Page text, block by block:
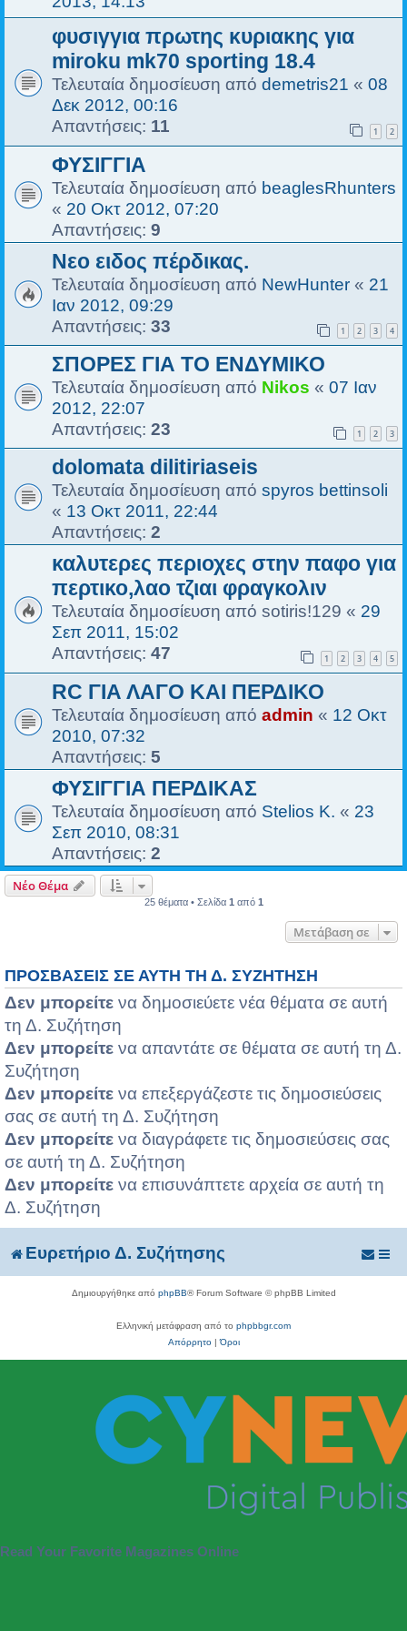
φυσιγγια πρωτης κυριακης για
miroku mk70 sporting 18.4
Τελευταία δημοσίευση από demetris21 « 08
Δεκ 2012, 00:16
Απαντήσεις: 11 1 2
ΦΥΣΙΓΓΙΑ
Τελευταία δημοσίευση από beaglesRhunters
« 20 Οκτ 2012, 07:20
Απαντήσεις: 9
Νεο ειδος πέρδικας.
Τελευταία δημοσίευση από NewHunter « 21
Ιαν 2012, 09:29
Απαντήσεις: 33 1 2 3 4
ΣΠΟΡΕΣ ΓΙΑ ΤΟ ΕΝΔΥΜΙΚΟ
Τελευταία δημοσίευση από Nikos « 07 Ιαν
2012, 22:07
Απαντήσεις: 23 1 2 3
dolomata dilitiriaseis
Τελευταία δημοσίευση από spyros bettinsoli
« 13 Οκτ 2011, 22:44
Απαντήσεις: 2
καλυτερες περιοχες στην παφο για
περτικο,λαο τζιαι φραγκολιν
Τελευταία δημοσίευση από sotiris!129 « 29
Σεπ 2011, 15:02
Απαντήσεις: 47 1 2 3 4 5
RC ΓΙΑ ΛΑΓΟ ΚΑΙ ΠΕΡΔΙΚΟ
Τελευταία δημοσίευση από admin « 12 Οκτ
2010, 07:32
Απαντήσεις: 5
ΦΥΣΙΓΓΙΑ ΠΕΡΔΙΚΑΣ
Τελευταία δημοσίευση από Stelios K. « 23
Σεπ 2010, 08:31
Απαντήσεις: 2
Νέο Θέμα
25 θέματα • Σελίδα 1 από 1
Μετάβαση σε
ΠΡΟΣΒΆΣΕΙΣ ΣΕ ΑΥΤΉ ΤΗ Δ. ΣΥΖΉΤΗΣΗ
Δεν μπορείτε να δημοσιεύετε νέα θέματα σε αυτή
τη Δ. Συζήτηση
Δεν μπορείτε να απαντάτε σε θέματα σε αυτή τη Δ.
Συζήτηση
Δεν μπορείτε να επεξεργάζεστε τις δημοσιεύσεις
σας σε αυτή τη Δ. Συζήτηση
Δεν μπορείτε να διαγράφετε τις δημοσιεύσεις σας
σε αυτή τη Δ. Συζήτηση
Δεν μπορείτε να επισυνάπτετε αρχεία σε αυτή τη
Δ. Συζήτηση
Ευρετήριο Δ. Συζήτησης
Δημιουργήθηκε από phpBB® Forum Software © phpBB Limited
Ελληνική μετάφραση από το phpbbgr.com
Απόρρητο|Όροι
Read Your Favorite Magazines Online